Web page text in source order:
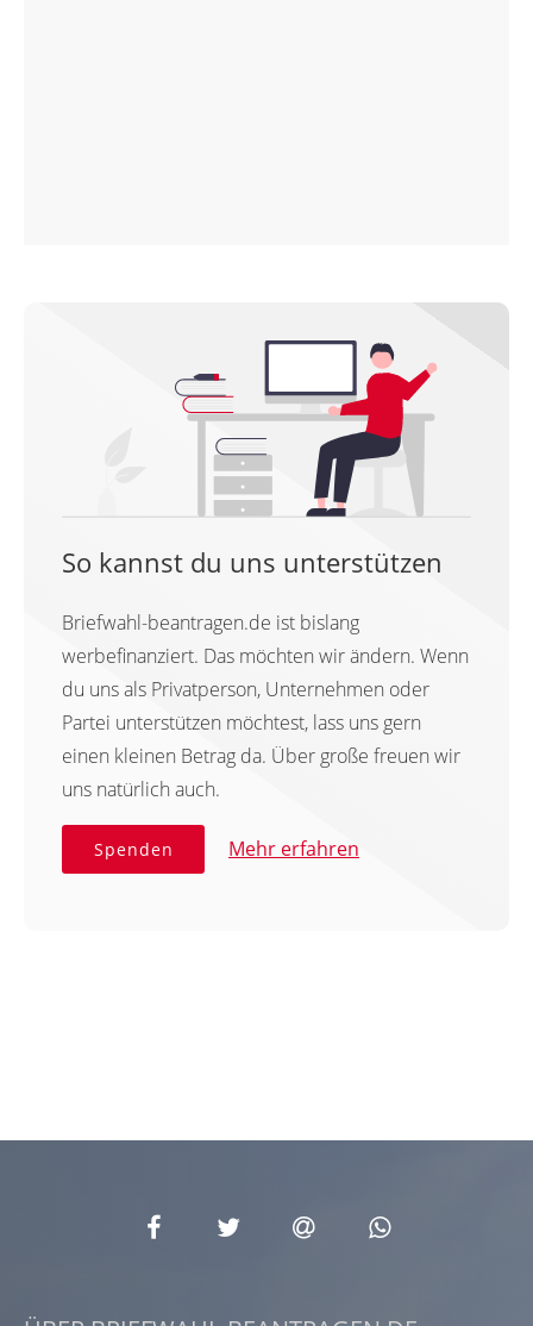
So kannst du uns unterstützen
Briefwahl-beantragen.de ist bislang
werbefinanziert. Das möchten wir ändern. Wenn
du uns als Privatperson, Unternehmen oder
Partei unterstützen möchtest, lass uns gern
einen kleinen Betrag da. Über große freuen wir
uns natürlich auch.
Spenden Mehr erfahren